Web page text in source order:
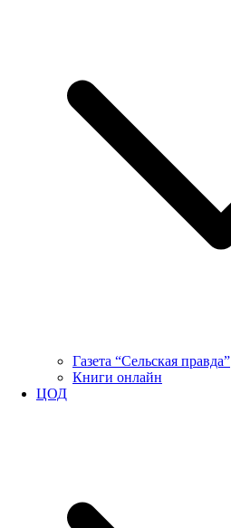
Газета “Сельская правда”
Книги онлайн
ЦОД